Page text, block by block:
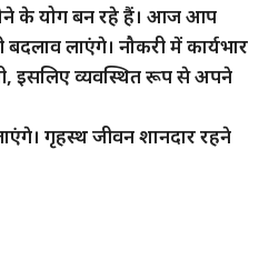
के योग बन रहे हैं। आज आप
लाएंगे। नौकरी में कार्यभार
इसलिए व्यवस्थित रूप से अपने
गृहस्थ जीवन शानदार रहने